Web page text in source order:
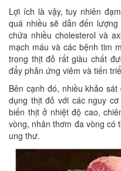
Lợi ích là vậy, tuy nhiên
quá nhiều sẽ dẫn đến
chứa nhiều cholesterol và
mạch máu và các bệnh tim
trong thịt đỏ rất giàu chất
đẩy phản ứng viêm và tiến
Bên cạnh đó, nhiều khảo
dụng thịt đỏ với các nguy
biến thịt ở nhiệt độ cao,
vòng, nhân thơm đa vòng có
ung thư.